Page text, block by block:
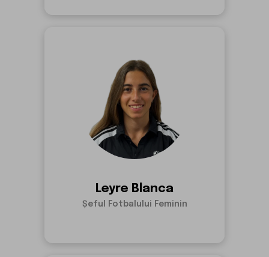
Leyre Blanca
Șeful Fotbalului Feminin
Șeful Fotbalului Feminin
who-are-we.team.leyre.paragraph